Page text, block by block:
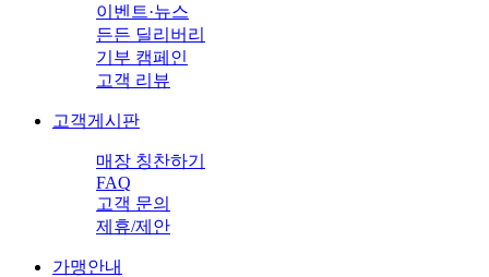
이벤트·뉴스
든든 딜리버리
기부 캠페인
고객 리뷰
고객게시판
매장 칭찬하기
FAQ
고객 문의
제휴/제안
가맹안내